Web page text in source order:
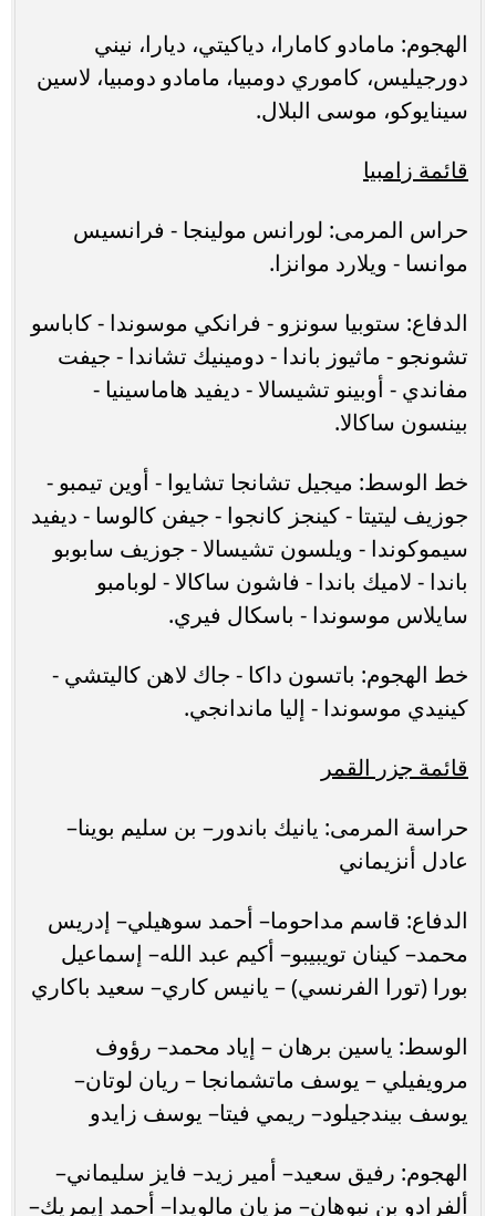
الهجوم: مامادو كامارا، دياكيتي، ديارا، نيني
دورجيليس، كاموري دومبيا، مامادو دومبيا، لاسين
سينايوكو، موسى البلال.
قائمة زامبيا
حراس المرمى: لورانس مولينجا - فرانسيس
موانسا - ويلارد موانزا.
الدفاع: ستوبيا سونزو - فرانكي موسوندا - كاباسو
تشونجو - ماثيوز باندا - دومينيك تشاندا - جيفت
مفاندي - أوبينو تشيسالا - ديفيد هاماسينيا -
بينسون ساكالا.
خط الوسط: ميجيل تشانجا تشايوا - أوين تيمبو -
جوزيف ليتيتا - كينجز كانجوا - جيفن كالوسا - ديفيد
سيموكوندا - ويلسون تشيسالا - جوزيف سابوبو
باندا - لاميك باندا - فاشون ساكالا - لوبامبو
سايلاس موسوندا - باسكال فيري.
خط الهجوم: باتسون داكا - جاك لاهن كاليتشي -
كينيدي موسوندا - إليا ماندانجي.
قائمة جزر القمر
حراسة المرمى: يانيك باندور– بن سليم بوينا–
عادل أنزيماني
الدفاع: قاسم مداحوما– أحمد سوهيلي– إدريس
محمد– كينان تويبيبو– أكيم عبد الله– إسماعيل
بورا (تورا الفرنسي) – يانيس كاري– سعيد باكاري
الوسط: ياسين برهان – إياد محمد– رؤوف
مرويفيلي – يوسف ماتشمانجا – ريان لوتان–
يوسف بيندجيلود– ريمي فيتا– يوسف زايدو
الهجوم: رفيق سعيد– أمير زيد– فايز سليماني–
ألفرادو بن نبوهان– مزيان مالويدا– أحمد إيمريك–